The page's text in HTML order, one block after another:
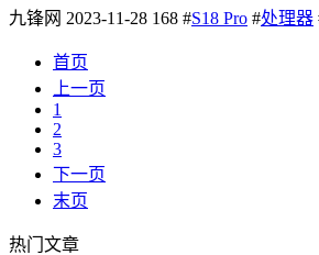
九锋网 2023-11-28 168 #S18 Pro #处理器
首页
上一页
1
2
3
下一页
末页
热门文章